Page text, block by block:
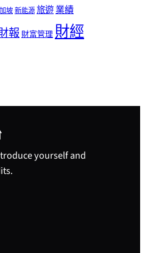
坡新能源旅遊業績
報 財富管理財經
yourself and